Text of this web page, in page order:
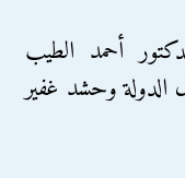
أحمد الطيب
الدولة وحشد غفير